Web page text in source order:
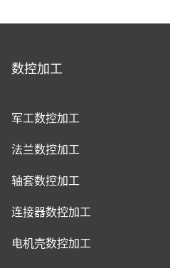
数控加工
军工数控加工
法兰数控加工
轴套数控加工
连接器数控加工
电机壳数控加工